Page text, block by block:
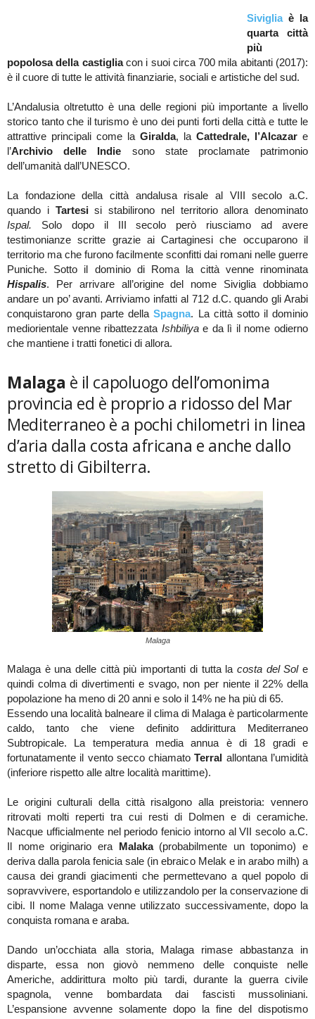
Sivigliaè la
quarta città
più
popolosa della castigliacon i suoi circa 700 mila abitanti (2017):
è il cuore di tutte le attività finanziarie, sociali e artistiche del sud.
L’Andalusia oltretutto è una delle regioni più importante a livello
storico tanto che il turismo è uno dei punti forti della città e tutte le
attrattive principali come la Giralda, la Cattedrale, l’Alcazar e
l’Archivio delle Indie sono state proclamate patrimonio
dell’umanità dall’UNESCO.
La fondazione della città andalusa risale al VIII secolo a.C.
quando i Tartesisi stabilirono nel territorio allora denominato
Ispal. Solo dopo il III secolo però riusciamo ad avere
testimonianze scritte grazie ai Cartaginesi che occuparono il
territorio ma che furono facilmente sconfitti dai romani nelle guerre
Puniche. Sotto il dominio di Roma la città venne rinominata
Hispalis. Per arrivare all’origine del nome Siviglia dobbiamo
andare un po’ avanti. Arriviamo infatti al 712 d.C. quando gli Arabi
conquistarono gran parte dellaSpagna. La città sotto il dominio
mediorientale venne ribattezzata Ishbiliyae da lì il nome odierno
che mantiene i tratti fonetici di allora.
Malaga è il capoluogo dell’omonima
provincia ed è proprio a ridosso del Mar
Mediterraneo è a pochi chilometri in linea
d’aria dalla costa africana e anche dallo
stretto di Gibilterra.
Malaga
Malaga è una delle città più importanti di tutta la costa del Sole
quindi colma di divertimenti e svago, non per niente il 22% della
popolazione ha meno di 20 anni e solo il 14% ne ha più di 65.
Essendo una località balneare il clima di Malaga è particolarmente
caldo, tanto che viene definito addirittura Mediterraneo
Subtropicale. La temperatura media annua è di 18 gradi e
fortunatamente il vento secco chiamatoTerral allontana l’umidità
(inferiore rispetto alle altre località marittime).
Le origini culturali della città risalgono alla preistoria: vennero
ritrovati molti reperti tra cui resti di Dolmen e di ceramiche.
Nacque ufficialmente nel periodo fenicio intorno al VII secolo a.C.
Il nome originario era Malaka(probabilmente un toponimo) e
deriva dalla parola fenicia sale (in ebraico Melak e in arabo milh) a
causa dei grandi giacimenti che permettevano a quel popolo di
sopravvivere, esportandolo e utilizzandolo per la conservazione di
cibi. Il nome Malaga venne utilizzato successivamente, dopo la
conquista romana e araba.
Dando un’occhiata alla storia, Malaga rimase abbastanza in
disparte, essa non giovò nemmeno delle conquiste nelle
Americhe, addirittura molto più tardi, durante la guerra civile
spagnola, venne bombardata dai fascisti mussoliniani.
L’espansione avvenne solamente dopo la fine del dispotismo